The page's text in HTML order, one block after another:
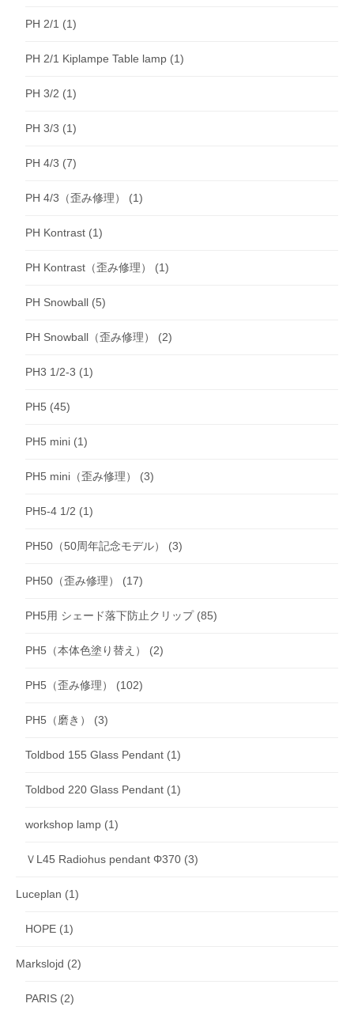
PH 2/1 (1)
PH 2/1 Kiplampe Table lamp (1)
PH 3/2 (1)
PH 3/3 (1)
PH 4/3 (7)
PH 4/3（歪み修理） (1)
PH Kontrast (1)
PH Kontrast（歪み修理） (1)
PH Snowball (5)
PH Snowball（歪み修理） (2)
PH3 1/2-3 (1)
PH5 (45)
PH5 mini (1)
PH5 mini（歪み修理） (3)
PH5-4 1/2 (1)
PH50（50周年記念モデル） (3)
PH50（歪み修理） (17)
PH5用 シェード落下防止クリップ(85)
PH5（本体色塗り替え） (2)
PH5（歪み修理） (102)
PH5（磨き） (3)
Toldbod 155 Glass Pendant (1)
Toldbod 220 Glass Pendant (1)
workshop lamp (1)
ＶL45 Radiohus pendant Φ370 (3)
Luceplan (1)
HOPE (1)
Markslojd (2)
PARIS (2)